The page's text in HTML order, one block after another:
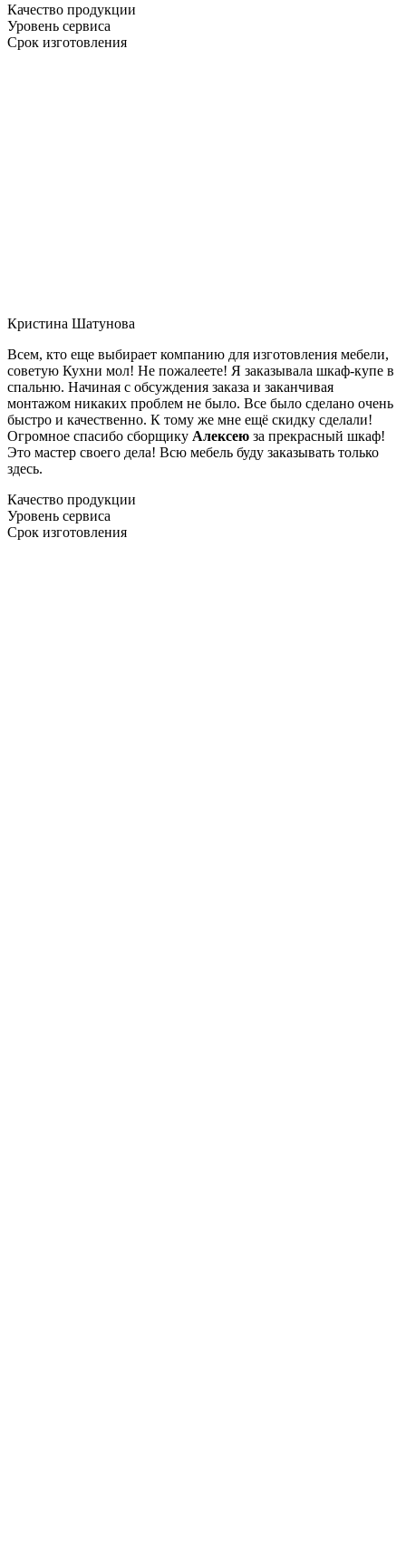
Качество продукции
Уровень сервиса
Срок изготовления
Кристина Шатунова
Всем, кто еще выбирает компанию для изготовления мебели,
советую Кухни мол! Не пожалеете! Я заказывала шкаф-купе в
спальню. Начиная с обсуждения заказа и заканчивая
монтажом никаких проблем не было. Все было сделано очень
быстро и качественно. К тому же мне ещё скидку сделали!
Огромное спасибо сборщику Алексею за прекрасный шкаф!
Это мастер своего дела! Всю мебель буду заказывать только
здесь.
Качество продукции
Уровень сервиса
Срок изготовления